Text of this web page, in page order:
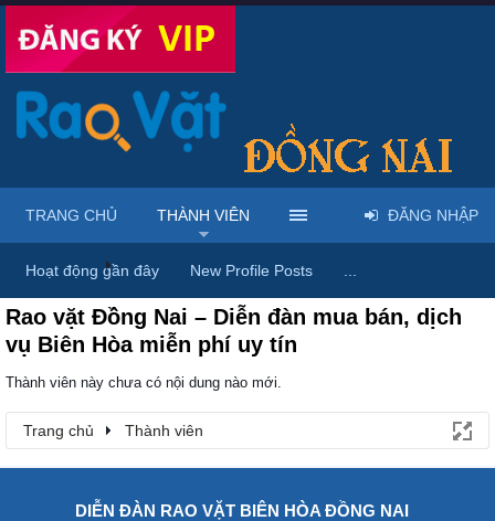
Trang chủ Thành viên
Rao vặt Đồng Nai – Diễn đàn mua bán, dịch
vụ Biên Hòa miễn phí uy tín
Thành viên này chưa có nội dung nào mới.
Trang chủ Thành viên
TRANG CHỦ THÀNH VIÊN
Hoạt động gần đây New Profile Posts
ĐĂNG NHẬP
DIỄN ĐÀN RAO VẶT BIÊN HÒA ĐỒNG NAI